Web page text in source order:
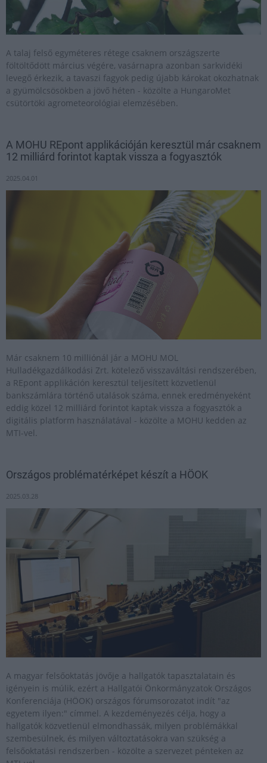
A talaj felső egyméteres rétege csaknem országszerte
föltöltődött március végére, vasárnapra azonban sarkvidéki
levegő érkezik, a tavaszi fagyok pedig újabb károkat okozhatnak
a gyümölcsösökben a jövő héten - közölte a HungaroMet
csütörtöki agrometeorológiai elemzésében.
A MOHU REpont applikációján keresztül már csaknem
12 milliárd forintot kaptak vissza a fogyasztók
2025.04.01
Már csaknem 10 milliónál jár a MOHU MOL
Hulladékgazdálkodási Zrt. kötelező visszaváltási rendszerében,
a REpont applikáción keresztül teljesített közvetlenül
bankszámlára történő utalások száma, ennek eredményeként
eddig közel 12 milliárd forintot kaptak vissza a fogyasztók a
digitális platform használatával - közölte a MOHU kedden az
MTI-vel.
Országos problématérképet készít a HÖOK
2025.03.28
A magyar felsőoktatás jövője a hallgatók tapasztalatain és
igényein is múlik, ezért a Hallgatói Önkormányzatok Országos
Konferenciája (HÖOK) országos fórumsorozatot indít "az
egyetem ilyen:" címmel. A kezdeményezés célja, hogy a
hallgatók közvetlenül elmondhassák, milyen problémákkal
szembesülnek, és milyen változtatásokra van szükség a
felsőoktatási rendszerben - közölte a szervezet pénteken az